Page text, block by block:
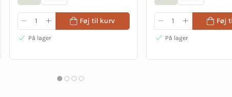
Føj til kurv
På lager
Føj
På lager